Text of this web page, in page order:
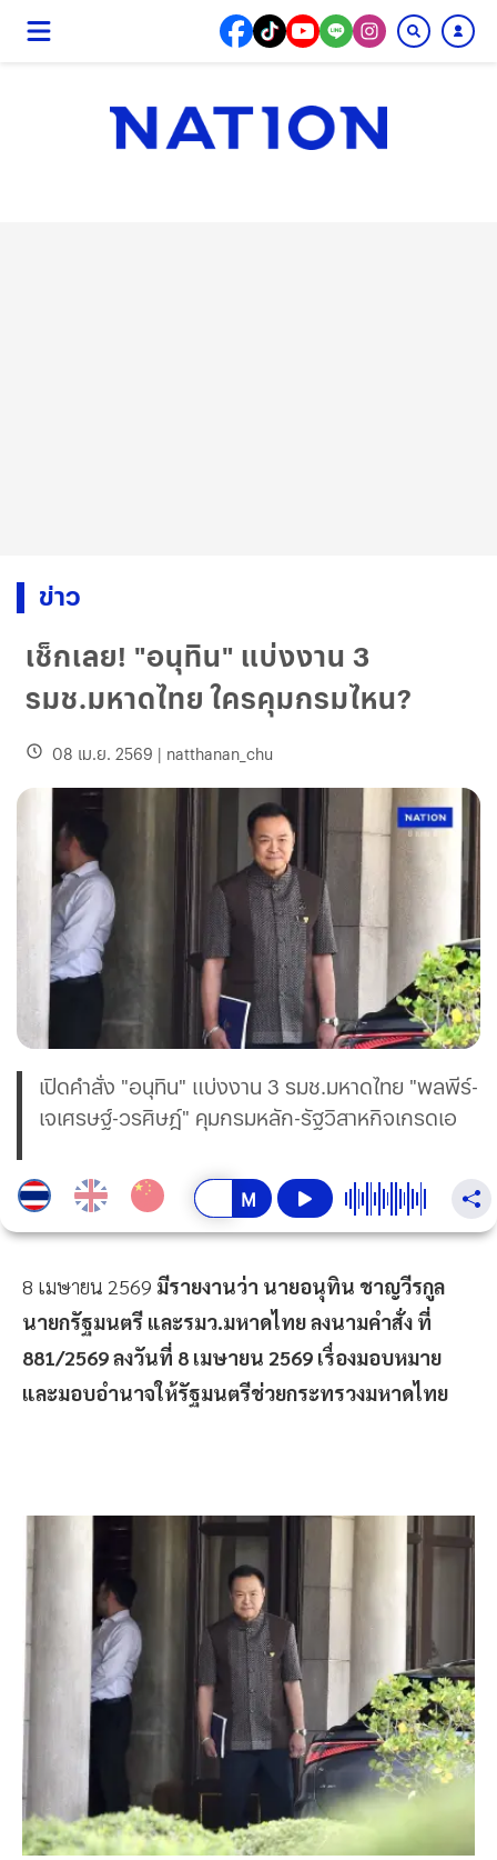
ข่าว
เช็กเลย! "อนุทิน" แบ่งงาน 3
รมช.มหาดไทย ใครคุมกรมไหน?
08 เม.ย. 2569 | natthanan_chu
เปิดคำสั่ง "อนุทิน" แบ่งงาน 3 รมช.มหาดไทย "พลพีร์-
เจเศรษฐ์-วรศิษฎ์" คุมกรมหลัก-รัฐวิสาหกิจเกรดเอ
8 เมษายน 2569 มีรายงานว่า นายอนุทิน ชาญวีรกูล
นายกรัฐมนตรี และรมว.มหาดไทย ลงนามคำสั่ง ที่
881/2569 ลงวันที่ 8 เมษายน 2569 เรื่องมอบหมาย
และมอบอำนาจให้รัฐมนตรีช่วยกระทรวงมหาดไทย